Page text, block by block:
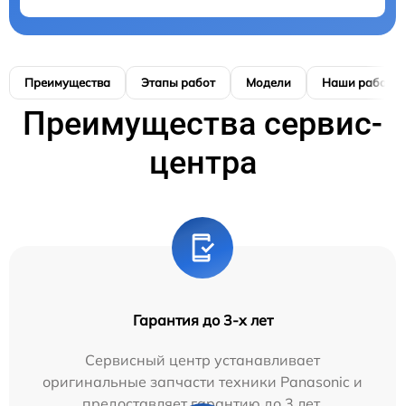
Преимущества Этапы работ Модели Наши работы
Преимущества сервис-
центра
Гарантия до 3-х лет
Сервисный центр устанавливает
оригинальные запчасти техники Panasonic и